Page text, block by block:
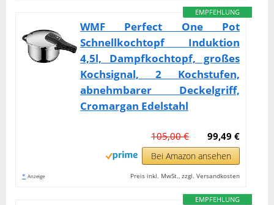
EMPFEHLUNG
WMF Perfect One Pot
Schnellkochtopf Induktion
4,5l, Dampfkochtopf, großes
Kochsignal, 2 Kochstufen,
abnehmbarer Deckelgriff,
Cromargan Edelstahl
99,49 €
105,00 €
Bei Amazon ansehen
* Anzeige Preis inkl. MwSt., zzgl. Versandkosten
EMPFEHLUNG